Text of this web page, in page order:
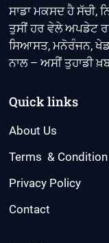
ਬਾਦਲ
ਸਾਡਾ ਮਕਸਦ ਹੈ ਸੱਚੀ,
ਤੁਸੀਂ ਹਰ ਵੇਲੇ ਅਪਡੇਟ
ਸਿਆਸਤ, ਮਨੋਰੰਜਨ,
ਨਾਲ – ਅਸੀਂ ਤੁਹਾਡੀ
Quick links
About Us
Terms & Condition
Privacy Policy
Contact